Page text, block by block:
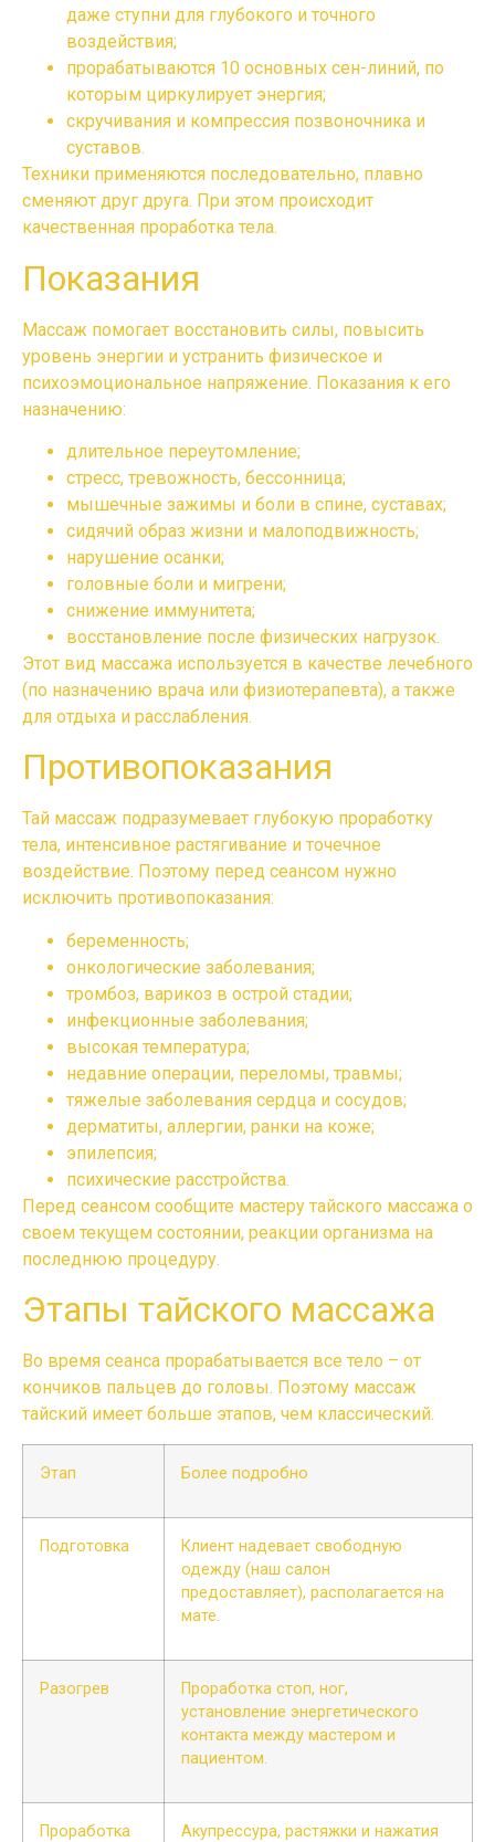
даже ступни для глубокого и точного
воздействия;
прорабатываются 10 основных сен-линий, по
которым циркулирует энергия;
скручивания и компрессия позвоночника и
суставов.
Техники применяются последовательно, плавно
сменяют друг друга. При этом происходит
качественная проработка тела.
Показания
Массаж помогает восстановить силы, повысить
уровень энергии и устранить физическое и
психоэмоциональное напряжение. Показания к его
назначению:
длительное переутомление;
стресс, тревожность, бессонница;
мышечные зажимы и боли в спине, суставах;
сидячий образ жизни и малоподвижность;
нарушение осанки;
головные боли и мигрени;
снижение иммунитета;
восстановление после физических нагрузок.
Этот вид массажа используется в качестве лечебного
(по назначению врача или физиотерапевта), а также
для отдыха и расслабления.
Противопоказания
Тай массаж подразумевает глубокую проработку
тела, интенсивное растягивание и точечное
воздействие. Поэтому перед сеансом нужно
исключить противопоказания:
беременность;
онкологические заболевания;
тромбоз, варикоз в острой стадии;
инфекционные заболевания;
высокая температура;
недавние операции, переломы, травмы;
тяжелые заболевания сердца и сосудов;
дерматиты, аллергии, ранки на коже;
эпилепсия;
психические расстройства.
Перед сеансом сообщите мастеру тайского массажа о
своем текущем состоянии, реакции организма на
последнюю процедуру.
Этапы тайского массажа
Во время сеанса прорабатывается все тело – от
кончиков пальцев до головы. Поэтому массаж
тайский имеет больше этапов, чем классический.
Этап Более подробно
Подготовка
Клиент надевает свободную
одежду (наш салон
предоставляет), располагается на
мате.
Разогрев
Проработка стоп, ног,
установление энергетического
контакта между мастером и
пациентом.
Проработка
Акупрессура, растяжки и нажатия